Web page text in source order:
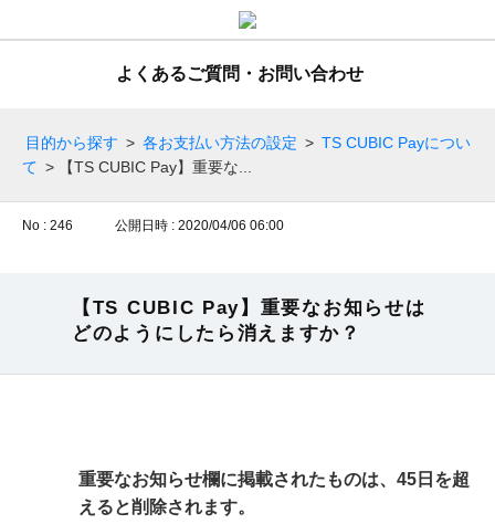
よくあるご質問・お問い合わせ
目的から探す > 各お支払い方法の設定 > TS CUBIC Payについ
て > 【TS CUBIC Pay】重要な...
No : 246 公開日時 : 2020/04/06 06:00
【TS CUBIC Pay】重要なお知らせは
どのようにしたら消えますか？
重要なお知らせ欄に掲載されたものは、45日を超
えると削除されます。